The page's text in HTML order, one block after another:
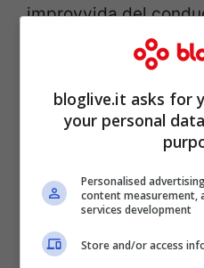
improvvida del
fuoristrada.
nel momento
uno scontro
guidato da Tedesco,
sembrerebbe in
per accertamenti.
bloglive.it asks for
your personal
Personalised
content measurement,
services development
Store and/or access